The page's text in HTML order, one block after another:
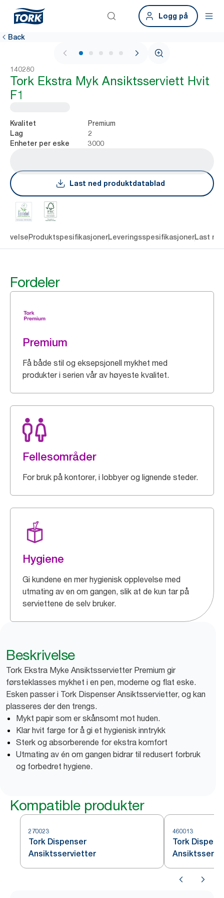
Logg på
Back
1 / 6
140280
Tork Ekstra Myk Ansiktsserviett Hvit
F1
Kvalitet Premium
Lag 2
Enheter per eske 3000
Last ned produktdatablad
ProduktspesifikasjonerLeveringsspesifikasjonerLast
Fordeler
Premium
Få både stil og eksepsjonell mykhet med
produkter i serien vår av høyeste kvalitet.
Fellesområder
For bruk på kontorer, i lobbyer og lignende steder.
Hygiene
Gi kundene en mer hygienisk opplevelse med
utmating av en om gangen, slik at de kun tar på
serviettene de selv bruker.
Beskrivelse
Tork Ekstra Myke Ansiktsservietter Premium gir
førsteklasses mykhet i en pen, moderne og flat eske.
Esken passer i Tork Dispenser Ansiktsservietter, og kan
plasseres der den trengs.
Mykt papir som er skånsomt mot huden.
Klar hvit farge for å gi et hygienisk inntrykk
Sterk og absorberende for ekstra komfort
Utmating av én om gangen bidrar til redusert forbruk
og forbedret hygiene.
Kompatible produkter
270023
Tork Dispenser
Ansiktsservietter
460013
Tork